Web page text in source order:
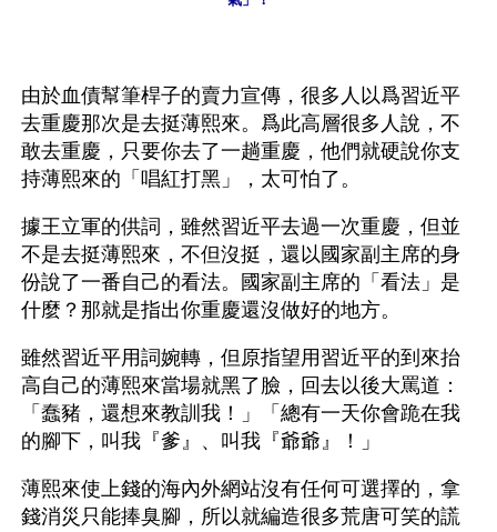
由於血債幫筆桿子的賣力宣傳，很多人以爲習近平
去重慶那次是去挺薄熙來。爲此高層很多人說，不
敢去重慶，只要你去了一趟重慶，他們就硬說你支
持薄熙來的「唱紅打黑」，太可怕了。
據王立軍的供詞，雖然習近平去過一次重慶，但並
不是去挺薄熙來，不但沒挺，還以國家副主席的身
份說了一番自己的看法。國家副主席的「看法」是
什麼？那就是指出你重慶還沒做好的地方。
雖然習近平用詞婉轉，但原指望用習近平的到來抬
高自己的薄熙來當場就黑了臉，回去以後大罵道：
「蠢豬，還想來教訓我！」「總有一天你會跪在我
的腳下，叫我『爹』、叫我『爺爺』！」
薄熙來使上錢的海內外網站沒有任何可選擇的，拿
錢消災只能捧臭腳，所以就編造很多荒唐可笑的謊